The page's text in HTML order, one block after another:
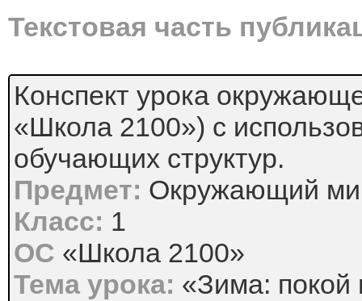
Текстовая часть
Конспект урока
«Школа 2100») с
обучающих структур.
Предмет: Окружающий
Класс: 1
ОС «Школа 2100»
Тема урока: «Зима: покой